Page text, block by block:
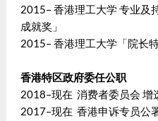
2015– 香港理工大学 专业及
成就奖」
2015– 香港理工大学「院长
香港特区政府委任公职
2018–现在 消费者委员会 增
2017–现在 香港申诉专员公